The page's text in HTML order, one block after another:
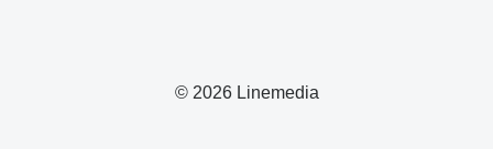
© 2026 Linemedia